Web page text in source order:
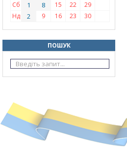
Сб
1 8 15 22
29
Нд
2 9 16 23 30
ПОШУК